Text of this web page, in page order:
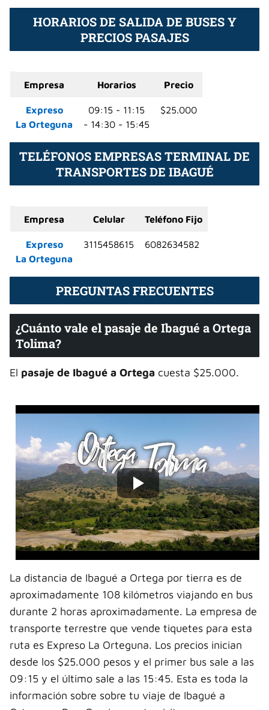
HORARIOS DE SALIDA DE BUSES Y
PRECIOS PASAJES
Empresa Horarios Precio
Expreso
La Orteguna
09:15 - 11:15
- 14:30 - 15:45
$25.000
TELÉFONOS EMPRESAS TERMINAL DE
TRANSPORTES DE IBAGUÉ
Empresa Celular Teléfono Fijo
Expreso
La Orteguna
3115458615 6082634582
PREGUNTAS FRECUENTES
¿Cuánto vale el pasaje de Ibagué a Ortega
Tolima?
El pasaje de Ibagué a Ortega cuesta $25.000.
La distancia de Ibagué a Ortega por tierra es de
aproximadamente 108 kilómetros viajando en bus
durante 2 horas aproximadamente. La empresa de
transporte terrestre que vende tiquetes para esta
ruta es Expreso La Orteguna. Los precios inician
desde los $25.000 pesos y el primer bus sale a las
09:15 y el último sale a las 15:45. Esta es toda la
información sobre sobre tu viaje de Ibagué a